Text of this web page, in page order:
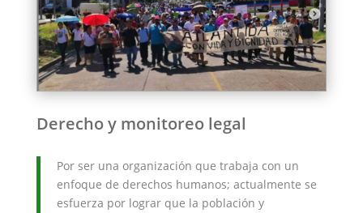
Derecho y monitoreo legal
Por ser una organización que trabaja con un
enfoque de derechos humanos; actualmente se
esfuerza por lograr que la población y